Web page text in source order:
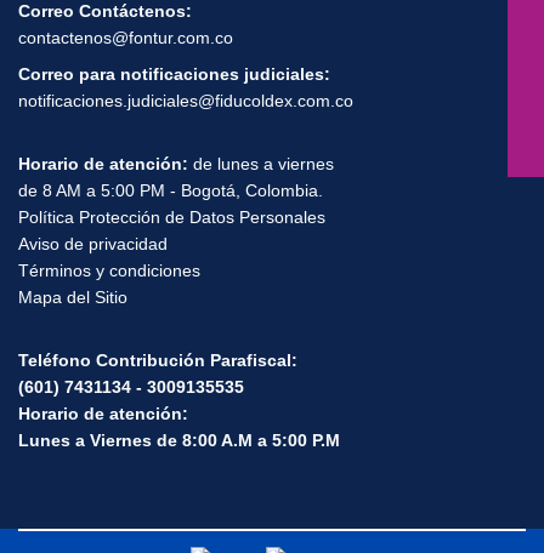
Correo Contáctenos:
contactenos@fontur.com.co
Correo para notificaciones judiciales:
notificaciones.judiciales@fiducoldex.com.co
Horario de atención: de lunes a viernes
de 8 AM a 5:00 PM - Bogotá, Colombia.
Política Protección de Datos Personales
Aviso de privacidad
Términos y condiciones
Mapa del Sitio
Teléfono Contribución Parafiscal:
(601) 7431134 - 3009135535
Horario de atención:
Lunes a Viernes de 8:00 A.M a 5:00 P.M